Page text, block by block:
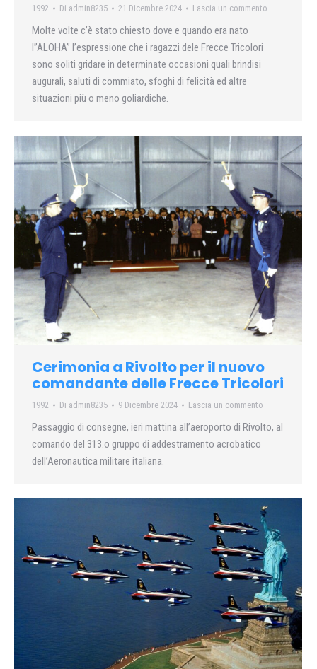
1992 Di admin8235 21 Dicembre 2024 Lascia un commento
Molte volte c’è stato chiesto dove e quando era nato
l”ALOHA” l’espressione che i ragazzi dele Frecce Tricolori
sono soliti gridare in determinate occasioni quali brindisi
augurali, saluti di commiato, sfoghi di felicità ed altre
situazioni più o meno goliardiche.
Cerimonia a Rivolto per il nuovo
comandante delle Frecce Tricolori
1992 Di admin8235 9 Dicembre 2024 Lascia un commento
Passaggio di consegne, ieri mattina all’aeroporto di Rivolto, al
comando del 313.o gruppo di addestramento acrobatico
dell’Aeronautica militare italiana.